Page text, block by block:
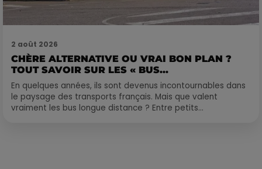
2 août 2026
CHÈRE ALTERNATIVE OU VRAI BON PLAN ?
TOUT SAVOIR SUR LES « BUS...
En quelques années, ils sont devenus incontournables dans
le paysage des transports français. Mais que valent
vraiment les bus longue distance ? Entre petits...